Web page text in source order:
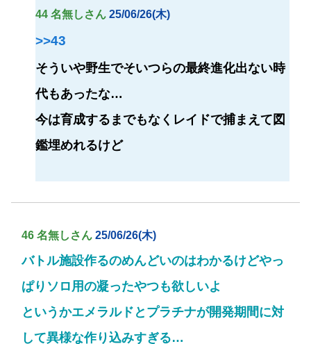
44 名無しさん 25/06/26(木)
>>43
そういや野生でそいつらの最終進化出ない時
代もあったな…
今は育成するまでもなくレイドで捕まえて図
鑑埋めれるけど
46 名無しさん 25/06/26(木)
バトル施設作るのめんどいのはわかるけどやっ
ぱりソロ用の凝ったやつも欲しいよ
というかエメラルドとプラチナが開発期間に対
して異様な作り込みすぎる…